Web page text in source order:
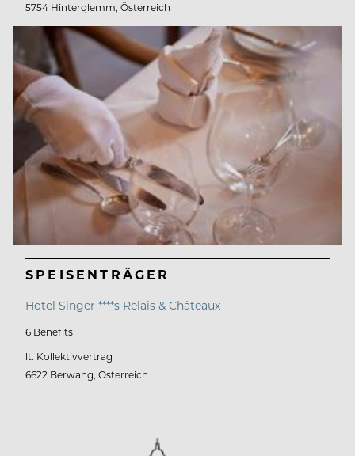
5754 Hinterglemm, Österreich
SPEISENTRÄGER
Hotel Singer ****s Relais & Châteaux
6 Benefits
lt. Kollektivvertrag
6622 Berwang, Österreich